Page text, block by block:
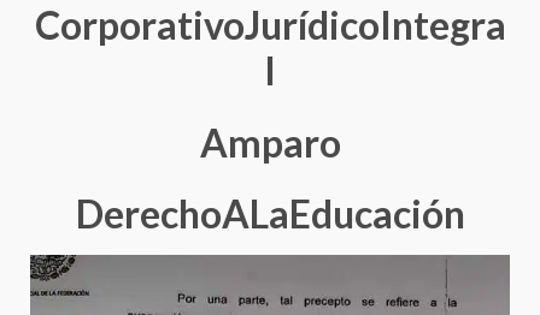
CorporativoJurídicoIntegra
l
Amparo
DerechoALaEducación